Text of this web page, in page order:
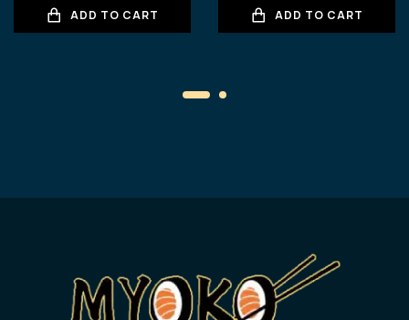
ADD TO CART ADD TO CART